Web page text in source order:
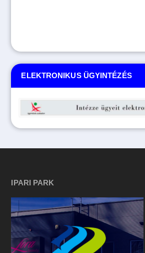
ELEKTRONIKUS ÜGYINTÉZÉS
IPARI PARK